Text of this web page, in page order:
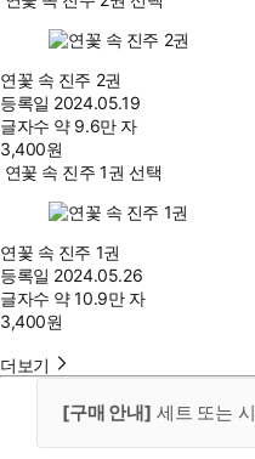
연꽃 속 진주 2권
등록일 2024.05.19
글자수 약 9.6만 자
3,400원
연꽃 속 진주 1권 선택
연꽃 속 진주 1권
등록일 2024.05.26
글자수 약 10.9만 자
3,400원
더보기
[구매 안내] 세트 또는